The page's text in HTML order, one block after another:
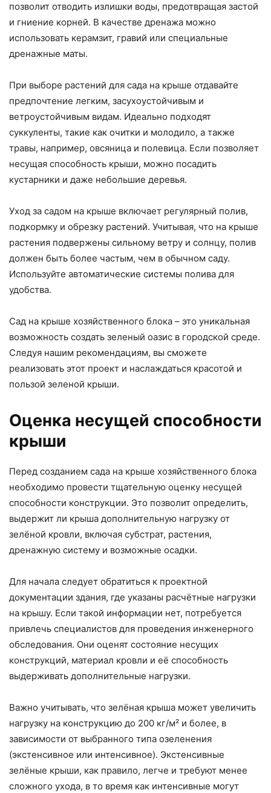
позволит отводить излишки воды, предотвращая застой
и гниение корней. В качестве дренажа можно
использовать керамзит, гравий или специальные
дренажные маты.
При выборе растений для сада на крыше отдавайте
предпочтение легким, засухоустойчивым и
ветроустойчивым видам. Идеально подходят
суккуленты, такие как очитки и молодило, а также
травы, например, овсяница и полевица. Если позволяет
несущая способность крыши, можно посадить
кустарники и даже небольшие деревья.
Уход за садом на крыше включает регулярный полив,
подкормку и обрезку растений. Учитывая, что на крыше
растения подвержены сильному ветру и солнцу, полив
должен быть более частым, чем в обычном саду.
Используйте автоматические системы полива для
удобства.
Сад на крыше хозяйственного блока – это уникальная
возможность создать зеленый оазис в городской среде.
Следуя нашим рекомендациям, вы сможете
реализовать этот проект и наслаждаться красотой и
пользой зеленой крыши.
Оценка несущей способности
крыши
Перед созданием сада на крыше хозяйственного блока
необходимо провести тщательную оценку несущей
способности конструкции. Это позволит определить,
выдержит ли крыша дополнительную нагрузку от
зелёной кровли, включая субстрат, растения,
дренажную систему и возможные осадки.
Для начала следует обратиться к проектной
документации здания, где указаны расчётные нагрузки
на крышу. Если такой информации нет, потребуется
привлечь специалистов для проведения инженерного
обследования. Они оценят состояние несущих
конструкций, материал кровли и её способность
выдерживать дополнительные нагрузки.
Важно учитывать, что зелёная крыша может увеличить
нагрузку на конструкцию до 200 кг/м² и более, в
зависимости от выбранного типа озеленения
(экстенсивное или интенсивное). Экстенсивные
зелёные крыши, как правило, легче и требуют менее
сложного ухода, в то время как интенсивные могут